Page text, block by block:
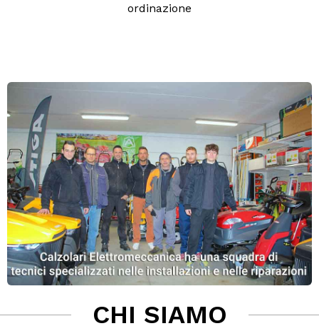
ordinazione
CHI SIAMO